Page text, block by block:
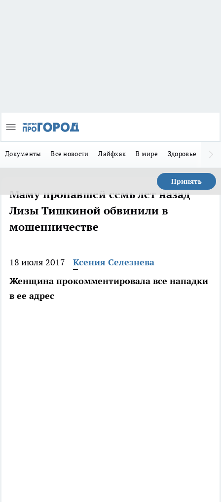
Документы Все новости Лайфхак В мире Здоровье
Принять
Маму пропавшей семь лет назад
Лизы Тишкиной обвинили в
мошенничестве
18 июля 2017
Ксения Селезнева
Женщина прокомментировала все нападки
в ее адрес